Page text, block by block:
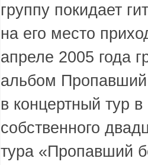
группу покидает
на его место
апреле 2005 года
альбом Пропавший
в концертный тур
собственного
тура «Пропавший